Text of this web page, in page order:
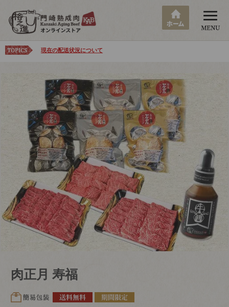
現在の配送状況について
肉正月 寿福